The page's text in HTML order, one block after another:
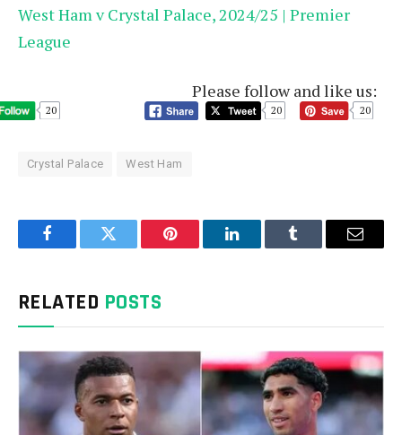
West Ham v Crystal Palace, 2024/25 | Premier
League
Please follow and like us:
20 20 20
Crystal Palace West Ham
FacebookTwitter Pinterest LinkedInTumblr Email
RELATED POSTS